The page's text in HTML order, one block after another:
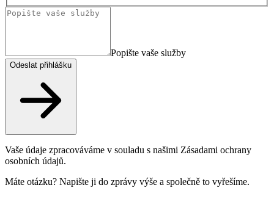
Popište vaše služby
Odeslat přihlášku
Vaše údaje zpracováváme v souladu s našimi Zásadami ochrany
osobních údajů.
Máte otázku? Napište ji do zprávy výše a společně to vyřešíme.